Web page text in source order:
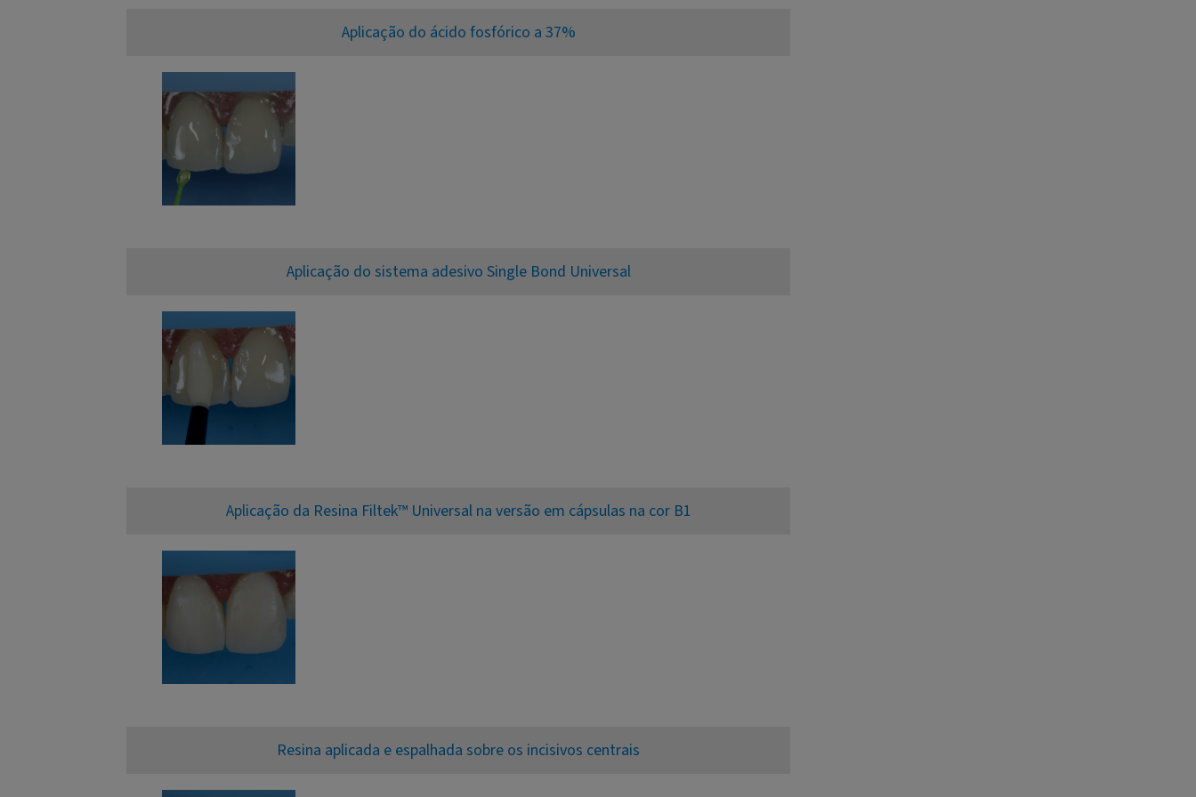
Aplicação do ácido fosfórico a 37%
Aplicação do sistema adesivo Single Bond Universal
Aplicação da Resina Filtek™ Universal na versão em cápsulas na cor B1
Resina aplicada e espalhada sobre os incisivos centrais